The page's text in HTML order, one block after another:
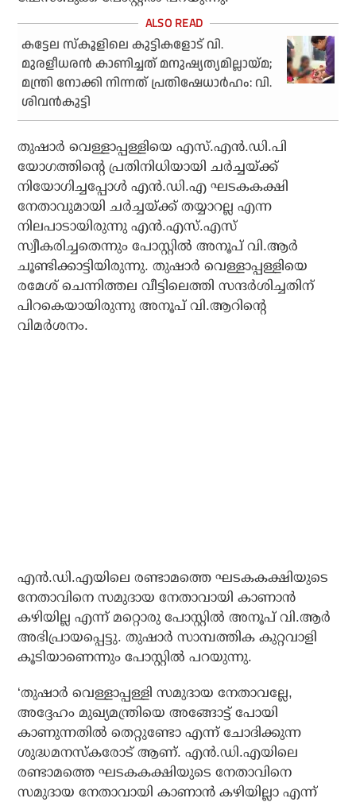
കട്ടേല സ്‌കൂളിലെ കുട്ടികളോട് വി.
മുരളീധരന്‍ കാണിച്ചത് മനുഷ്യത്യമില്ലായ്മ;
മന്ത്രി നോക്കി നിന്നത് പ്രതിഷേധാര്‍ഹം: വി.
ശിവന്‍കുട്ടി
തുഷാര്‍ വെള്ളാപ്പള്ളിയെ എസ്.എന്‍.ഡി.പി
യോഗത്തിന്റെ പ്രതിനിധിയായി ചര്‍ച്ചയ്ക്ക്
നിയോഗിച്ചപ്പോള്‍ എന്‍.ഡി.എ ഘടകകക്ഷി
നേതാവുമായി ചര്‍ച്ചയ്ക്ക് തയ്യാറല്ല എന്ന
നിലപാടായിരുന്നു എന്‍.എസ്.എസ്
സ്വീകരിച്ചതെന്നും പോസ്റ്റില്‍ അനൂപ് വി.ആര്‍
ചൂണ്ടിക്കാട്ടിയിരുന്നു. തുഷാര്‍ വെള്ളാപ്പള്ളിയെ
രമേശ് ചെന്നിത്തല വീട്ടിലെത്തി സന്ദര്‍ശിച്ചതിന്
പിറകെയായിരുന്നു അനൂപ് വി.ആറിന്റെ
വിമര്‍ശനം.
എന്‍.ഡി.എയിലെ രണ്ടാമത്തെ ഘടകകക്ഷിയുടെ
നേതാവിനെ സമുദായ നേതാവായി കാണാന്‍
കഴിയില്ല എന്ന് മറ്റൊരു പോസ്റ്റില്‍ അനൂപ് വി.ആര്‍
അഭിപ്രായപ്പെട്ടു. തുഷാര്‍ സാമ്പത്തിക കുറ്റവാളി
കൂടിയാണെന്നും പോസ്റ്റില്‍ പറയുന്നു.
‘തുഷാര്‍ വെള്ളാപ്പള്ളി സമുദായ നേതാവല്ലേ,
അദ്ദേഹം മുഖ്യമന്ത്രിയെ അങ്ങോട്ട് പോയി
കാണുന്നതില്‍ തെറ്റുണ്ടോ എന്ന് ചോദിക്കുന്ന
ശുദ്ധമനസ്‌കരോട് ആണ്. എന്‍.ഡി.എയിലെ
രണ്ടാമത്തെ ഘടകകക്ഷിയുടെ നേതാവിനെ
സമുദായ നേതാവായി കാണാന്‍ കഴിയില്ലാ എന്ന്